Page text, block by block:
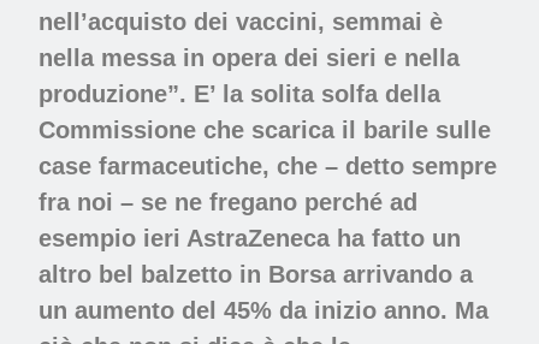
nell’acquisto dei vaccini, semmai è
nella messa in opera dei sieri e nella
produzione”. E’ la solita solfa della
Commissione che scarica il barile sulle
case farmaceutiche, che – detto sempre
fra noi – se ne fregano perché ad
esempio ieri AstraZeneca ha fatto un
altro bel balzetto in Borsa arrivando a
un aumento del 45% da inizio anno. Ma